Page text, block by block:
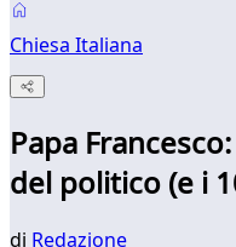
Chiesa Italiana
Papa
del politico (e i
di Redazione